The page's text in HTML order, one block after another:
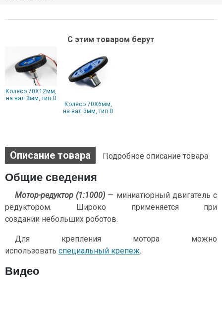
С этим товаром берут
Колесо 70X12мм,
на вал 3мм, тип D
Колесо 70X6мм,
на вал 3мм, тип D
Описание товара Подробное описание товара
Общие сведения
Мотор-редуктор (1:1000) — миниатюрный двигатель с
редуктором. Широко применяется при
создании небольших роботов.
Для крепления мотора можно
использовать специальный крепеж.
Видео